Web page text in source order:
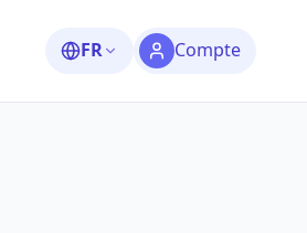
FR Compte